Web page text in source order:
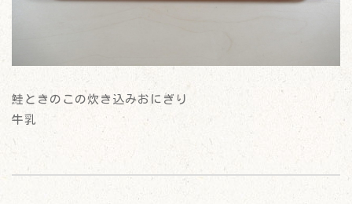
鮭ときのこの炊き込みおにぎり
牛乳